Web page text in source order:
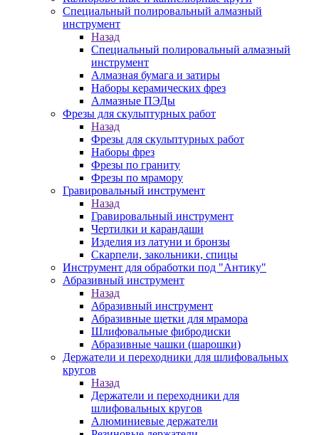
Специальный полировальный алмазный
инструмент
Назад
Специальный полировальный алмазный
инструмент
Алмазная бумага и затиры
Наборы керамических фрез
Алмазные ПЭДы
Фрезы для скульптурных работ
Назад
Фрезы для скульптурных работ
Наборы фрез
Фрезы по граниту
Фрезы по мрамору
Гравировальный инструмент
Назад
Гравировальный инструмент
Чертилки и карандаши
Изделия из латуни и бронзы
Скарпели, закольники, спицы
Инструмент для обработки под "Антику"
Абразивный инструмент
Назад
Абразивный инструмент
Абразивные щетки для мрамора
Шлифовальные фибродиски
Абразивные чашки (шарошки)
Держатели и переходники для шлифовальных
кругов
Назад
Держатели и переходники для
шлифовальных кругов
Алюминиевые держатели